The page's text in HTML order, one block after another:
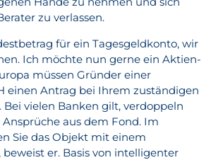
zu verlassen.
für ein Tagesgeldkonto, wir
Ich möchte nun gerne ein Aktien-
müssen Gründer einer
einen Antrag bei Ihrem zuständigen
vielen Banken gilt, verdoppeln
aus dem Fond. Im
Sie das Objekt mit einem
beweist er. Basis von intelligenter